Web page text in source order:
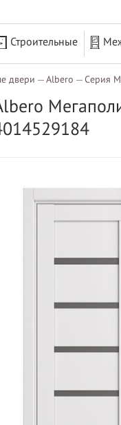
Строительные
двери Albero Серия